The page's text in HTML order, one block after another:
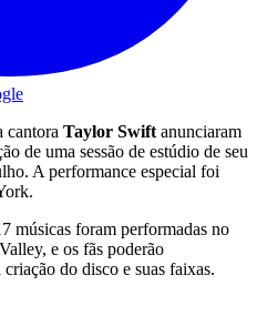
cantora Taylor Swift anunciaram
de uma sessão de estúdio de seu
A performance especial foi
músicas foram performadas no
e os fãs poderão
do disco e suas faixas.